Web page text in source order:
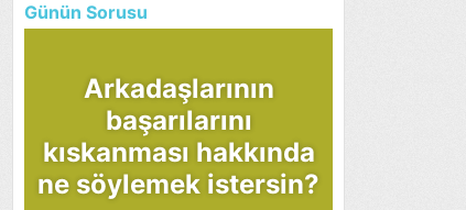
Günün Sorusu
Arkadaşlarının
başarılarını
kıskanması hakkında
ne söylemek istersin?